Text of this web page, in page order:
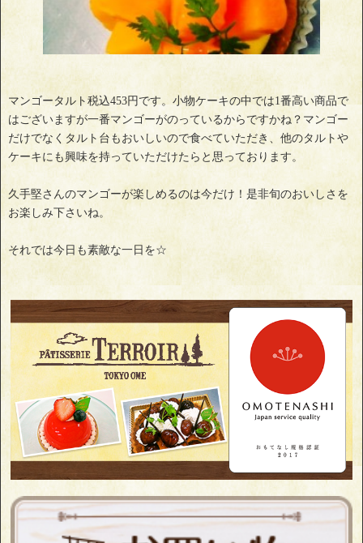
マンゴータルト税込453円です。小物ケーキの中では1番高い商品で
はございますが一番マンゴーがのっているからですかね？マンゴー
だけでなくタルト台もおいしいので食べていただき、他のタルトや
ケーキにも興味を持っていただけたらと思っております。
久手堅さんのマンゴーが楽しめるのは今だけ！是非旬のおいしさを
お楽しみ下さいね。
それでは今日も素敵な一日を☆